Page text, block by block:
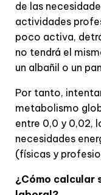
de las
actividades
poco activa,
no tendrá el
un albañil o un
Por tanto,
metabolismo
entre 0,0 y 0,02,
necesidades
(físicas y
¿Cómo calcular